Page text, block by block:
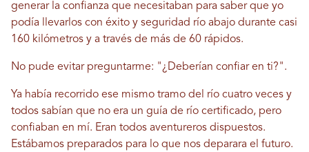
generar la confianza que necesitaban para saber que yo
podía llevarlos con éxito y seguridad río abajo durante casi
160 kilómetros y a través de más de 60 rápidos.
No pude evitar preguntarme: "¿Deberían confiar en ti?".
Ya había recorrido ese mismo tramo del río cuatro veces y
todos sabían que no era un guía de río certificado, pero
confiaban en mí. Eran todos aventureros dispuestos.
Estábamos preparados para lo que nos deparara el futuro.